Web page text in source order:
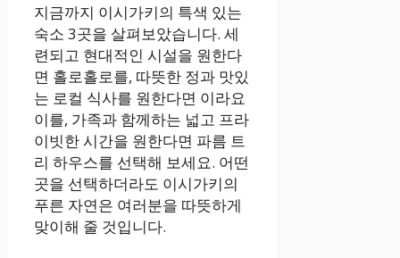
지금까지 이시가키의 특색 있는
숙소 3곳을 살펴보았습니다. 세
련되고 현대적인 시설을 원한다
면 홀로홀로를, 따뜻한 정과 맛있
는 로컬 식사를 원한다면 이라요
이를, 가족과 함께하는 넓고 프라
이빗한 시간을 원한다면 파름 트
리 하우스를 선택해 보세요. 어떤
곳을 선택하더라도 이시가키의
푸른 자연은 여러분을 따뜻하게
맞이해 줄 것입니다.